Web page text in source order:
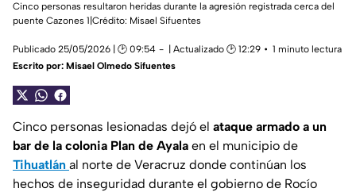
Cinco personas resultaron heridas durante la agresión registrada cerca del
puente Cazones 1|Crédito: Misael Sifuentes
Publicado 25/05/2026 | 🕑 09:54 | Actualizado 🕑 12:29
1 minuto lectura
Escrito por: Misael Olmedo Sifuentes
Cinco personas lesionadas dejó el ataque armado a un
bar de la colonia Plan de Ayala en el municipio de
Tihuatlán al norte de Veracruz donde continúan los
hechos de inseguridad durante el gobierno de Rocío